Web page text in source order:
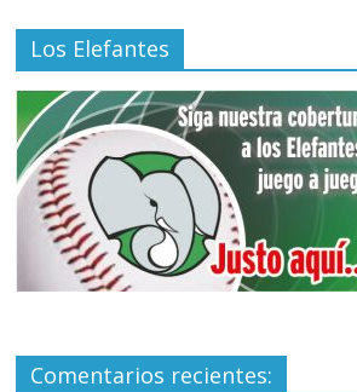
Los Elefantes
Comentarios recientes: